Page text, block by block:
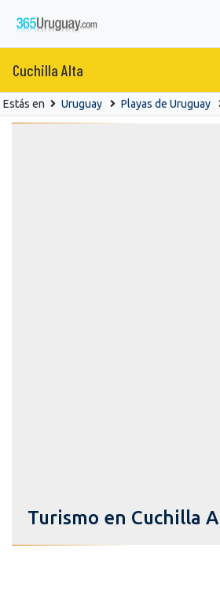
Cuchilla Alta
Estás en Uruguay Playas de Uruguay
Turismo en Cuchilla